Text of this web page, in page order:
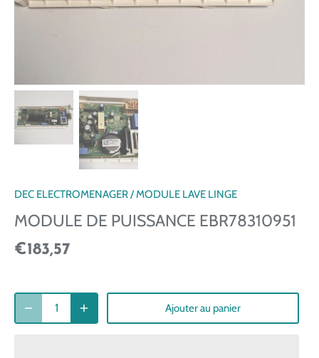
DEC ELECTROMENAGER/MODULE LAVE LINGE
MODULE DE PUISSANCE EBR78310951
€183,57
Ajouter au panier